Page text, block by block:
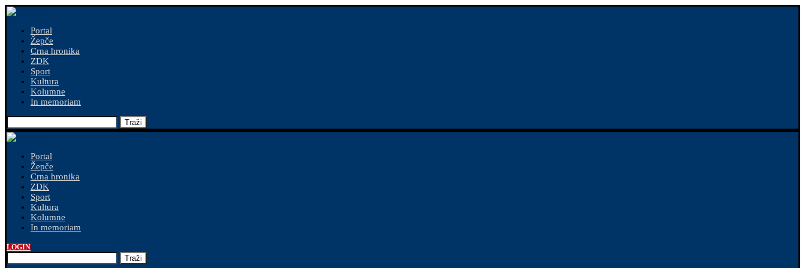
Portal
Žepče
Crna hronika
ZDK
Sport
Kultura
Kolumne
In memoriam
Traži
Portal
Žepče
Crna hronika
ZDK
Sport
Kultura
Kolumne
In memoriam
LOGIN
Traži